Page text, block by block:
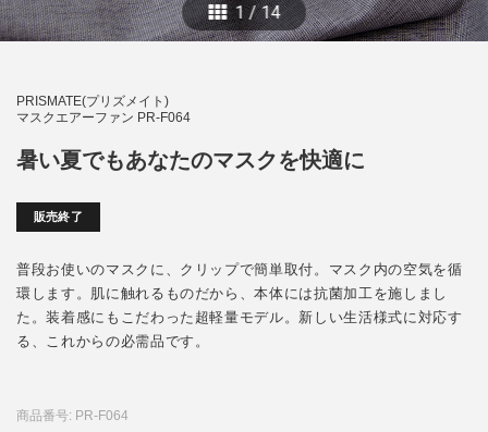
PRISMATE(プリズメイト)
マスクエアーファン PR-F064
暑い夏でもあなたのマスクを快適に
販売終了
普段お使いのマスクに、クリップで簡単取付。マスク内の空気を循
環します。肌に触れるものだから、本体には抗菌加工を施しまし
た。装着感にもこだわった超軽量モデル。新しい生活様式に対応す
る、これからの必需品です。
商品番号: PR-F064
1/14